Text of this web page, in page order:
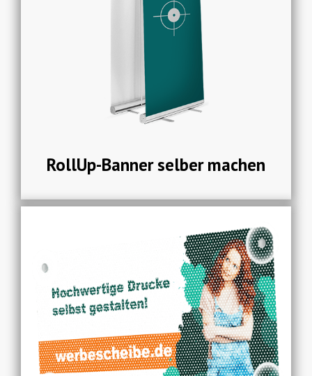
RollUp-Banner selber machen